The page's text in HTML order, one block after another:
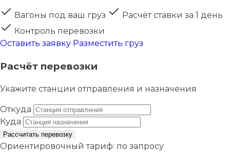
Вагоны под ваш груз
Расчёт ставки за 1 день
Контроль перевозки
Оставить заявку Разместить груз
Расчёт перевозки
Укажите станции отправления и назначения
Откуда
Куда
Рассчитать перевозку
Ориентировочный тариф: по запросу